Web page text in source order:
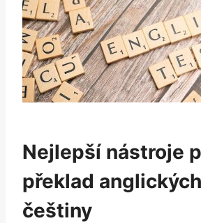
Nejlepší nástroje
překlad
češtiny